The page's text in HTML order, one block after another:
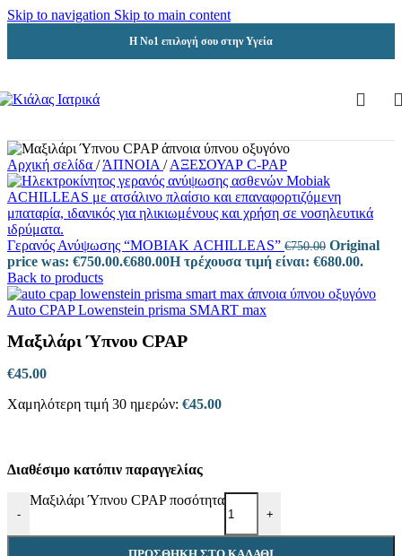
Skip to navigation Skip to main content
Η Νο1 επιλογή σου στην Υγεία
Αρχική σελίδα / ΆΠΝΟΙΑ / ΑΞΕΣΟΥΑΡ C-PAP
Γερανός Ανύψωσης “MΟΒΙΑΚ ACHILLEAS” €750.00 Original
price was: €750.00.€680.00Η τρέχουσα τιμή είναι: €680.00.
Back to products
Auto CPAP Lowenstein prisma SMART max
Μαξιλάρι Ύπνου CPAP
€45.00
Χαμηλότερη τιμή 30 ημερών: €45.00
Διαθέσιμο κατόπιν παραγγελίας
-
Μαξιλάρι Ύπνου CPAP ποσότητα
+